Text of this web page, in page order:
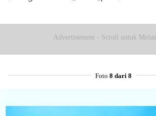
Advertisement - Scroll untuk
Foto 8 dari 8